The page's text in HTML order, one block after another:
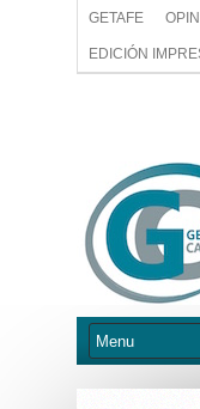
GETAFE
EDICIÓN